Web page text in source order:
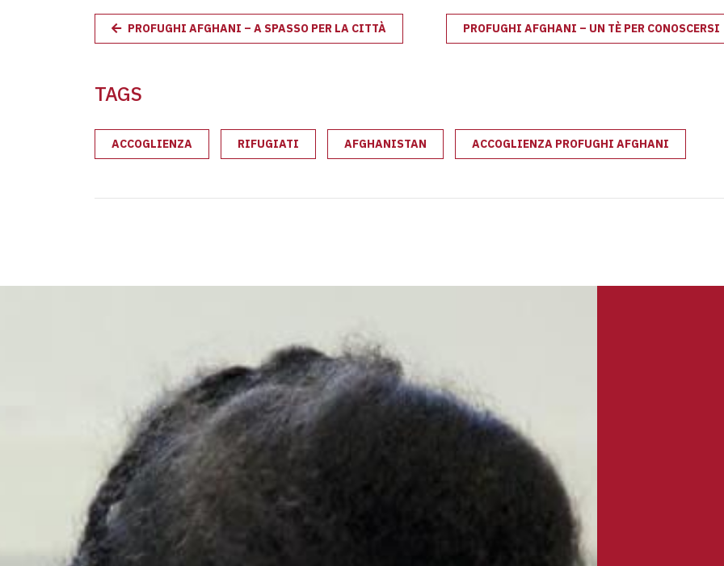
PROFUGHI AFGHANI – A SPASSO PER LA CITTÀ PROFUGHI AFGHANI – UN TÈ PER CONOSCERSI
TAGS
ACCOGLIENZA RIFUGIATI AFGHANISTAN ACCOGLIENZA PROFUGHI AFGHANI